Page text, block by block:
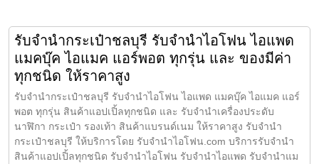
รับจำนำกระเป๋าชลบุรี รับจำนำไอโฟน ไอแพด
แมคบุ๊ค ไอแมค แอร์พอต ทุกรุ่น และ ของมีค่า
ทุกชนิด ให้ราคาสูง
รับจำนำกระเป๋าชลบุรี รับจำนำไอโฟน ไอแพด แมคบุ๊ค ไอแมค แอร์
พอต ทุกรุ่น สินค้าแอปเปิ้ลทุกชนิด และ รับจำนำเครื่องประดับ
นาฬิกา กระเป๋า รองเท้า สินค้าแบรนด์เนม ให้ราคาสูง รับจำนำ
กระเป๋าชลบุรี ให้บริการโดย รับจํานําไอโฟน.com บริการรับจำนำ
สินค้าแอปเปิ้ลทุกชนิด รับจำนำไอโฟน รับจำนำไอแพด รับจำนำแม